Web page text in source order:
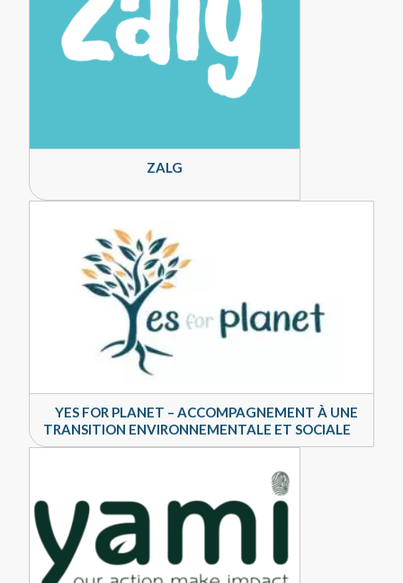
ZALG
YES FOR PLANET – ACCOMPAGNEMENT À UNE
TRANSITION ENVIRONNEMENTALE ET SOCIALE